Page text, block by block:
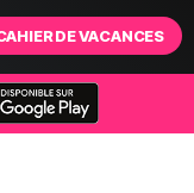
DE VACANCES